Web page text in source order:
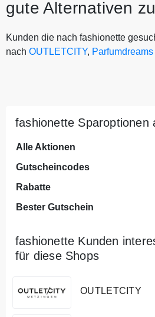
gute Alternativen
Kunden die nach fashionette
nach OUTLETCITY, Parfumdreams
fashionette Sparoptionen
Alle Aktionen
Gutscheincodes
Rabatte
Bester Gutschein
fashionette Kunden
für diese Shops
OUTLETCITY